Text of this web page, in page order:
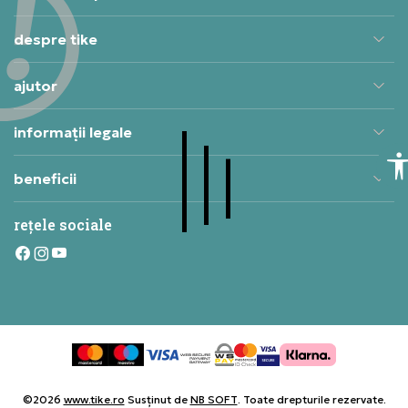
despre tike
ajutor
informații legale
beneficii
rețele sociale
©2026 www.tike.ro Susținut de NB SOFT. Toate drepturile rezervate.